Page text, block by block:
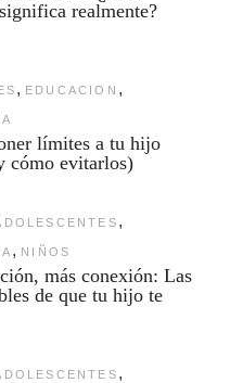
realmente?
, EDUCACION ,
límites a tu hijo
cómo evitarlos)
,
, NIÑOS
más conexión: Las
de que tu hijo te
,